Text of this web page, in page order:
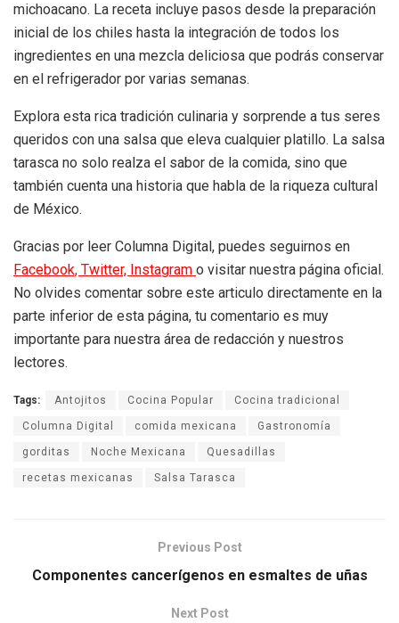
michoacano. La receta incluye pasos desde la preparación
inicial de los chiles hasta la integración de todos los
ingredientes en una mezcla deliciosa que podrás conservar
en el refrigerador por varias semanas.
Explora esta rica tradición culinaria y sorprende a tus seres
queridos con una salsa que eleva cualquier platillo. La salsa
tarasca no solo realza el sabor de la comida, sino que
también cuenta una historia que habla de la riqueza cultural
de México.
Gracias por leer Columna Digital, puedes seguirnos en
Facebook, Twitter, Instagram o visitar nuestra página oficial.
No olvides comentar sobre este articulo directamente en la
parte inferior de esta página, tu comentario es muy
importante para nuestra área de redacción y nuestros
lectores.
Tags: Antojitos Cocina Popular Cocina tradicional
Columna Digital comida mexicana Gastronomía
gorditas Noche Mexicana Quesadillas
recetas mexicanas Salsa Tarasca
Previous Post
Componentes cancerígenos en esmaltes de uñas
Next Post